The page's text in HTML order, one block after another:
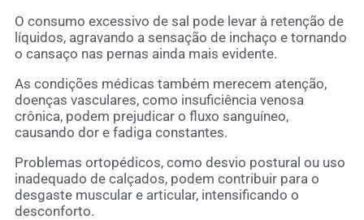
O consumo excessivo de sal pode levar à retenção de
líquidos, agravando a sensação de inchaço e tornando
o cansaço nas pernas ainda mais evidente.
As condições médicas também merecem atenção,
doenças vasculares, como insuficiência venosa
crônica, podem prejudicar o fluxo sanguíneo,
causando dor e fadiga constantes.
Problemas ortopédicos, como desvio postural ou uso
inadequado de calçados, podem contribuir para o
desgaste muscular e articular, intensificando o
desconforto.